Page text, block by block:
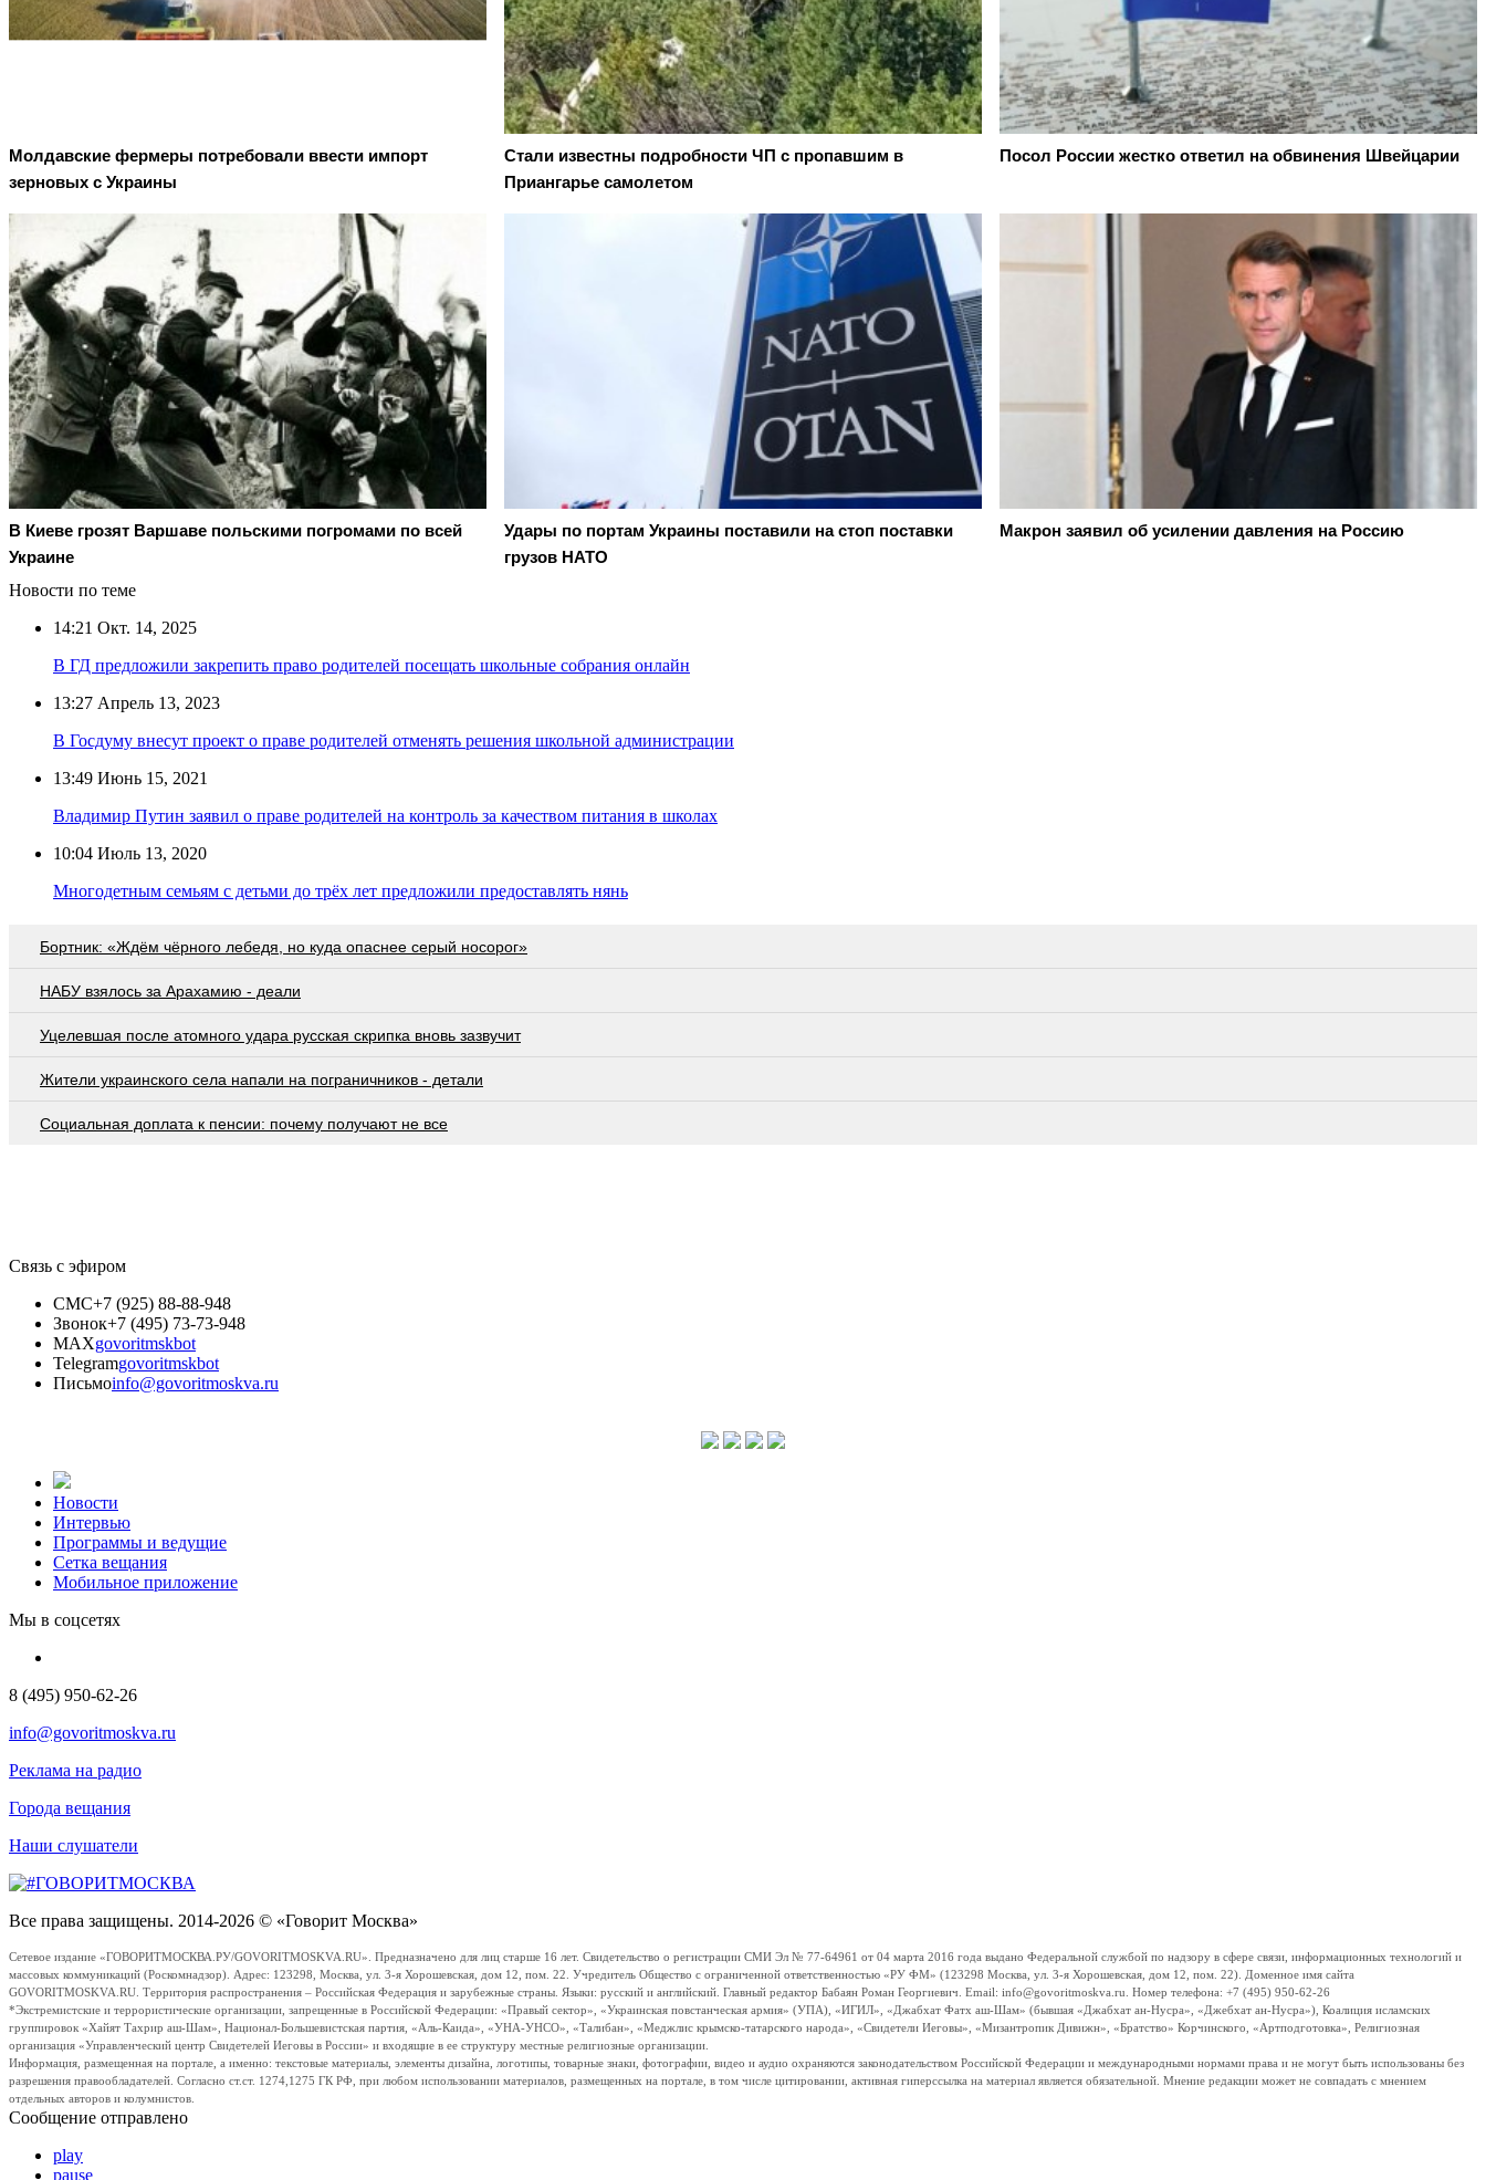
Молдавские фермеры потребовали ввести импорт
зерновых с Украины
Стали известны подробности ЧП с пропавшим в
Приангарье самолетом
Посол России жестко ответил на обвинения Швейцарии
В Киеве грозят Варшаве польскими погромами по всей
Украине
Удары по портам Украины поставили на стоп поставки
грузов НАТО
Макрон заявил об усилении давления на Россию
Новости по теме
14:21 Окт. 14, 2025
В ГД предложили закрепить право родителей посещать школьные собрания онлайн
13:27 Апрель 13, 2023
В Госдуму внесут проект о праве родителей отменять решения школьной администрации
13:49 Июнь 15, 2021
Владимир Путин заявил о праве родителей на контроль за качеством питания в школах
10:04 Июль 13, 2020
Многодетным семьям с детьми до трёх лет предложили предоставлять нянь
Бортник: «Ждём чёрного лебедя, но куда опаснее серый носорог»
НАБУ взялось за Арахамию - деали
Уцелевшая после атомного удара русская скрипка вновь зазвучит
Жители украинского села напали на пограничников - детали
Социальная доплата к пенсии: почему получают не все
Связь с эфиром
СМС+7 (925) 88-88-948
Звонок+7 (495) 73-73-948
MAXgovoritmskbot
Telegramgovoritmskbot
Письмоinfo@govoritmoskva.ru
Новости
Интервью
Программы и ведущие
Сетка вещания
Мобильное приложение
Мы в соцсетях
8 (495) 950-62-26
info@govoritmoskva.ru
Реклама на радио
Города вещания
Наши слушатели
Все права защищены. 2014-2026 © «Говорит Москва»
Сетевое издание «ГОВОРИТМОСКВА.РУ/GOVORITMOSKVA.RU». Предназначено для лиц старше 16 лет. Свидетельство о регистрации СМИ Эл № 77-64961 от 04 марта 2016 года выдано Федеральной службой по надзору в сфере связи, информационных технологий и
массовых коммуникаций (Роскомнадзор). Адрес: 123298, Москва, ул. 3-я Хорошевская, дом 12, пом. 22. Учредитель Общество с ограниченной ответственностью «РУ ФМ» (123298 Москва, ул. 3-я Хорошевская, дом 12, пом. 22). Доменное имя сайта
GOVORITMOSKVA.RU. Территория распространения – Российская Федерация и зарубежные страны. Языки: русский и английский. Главный редактор Бабаян Роман Георгиевич. Email: info@govoritmoskva.ru. Номер телефона: +7 (495) 950-62-26
*Экстремистские и террористические организации, запрещенные в Российской Федерации: «Правый сектор», «Украинская повстанческая армия» (УПА), «ИГИЛ», «Джабхат Фатх аш-Шам» (бывшая «Джабхат ан-Нусра», «Джебхат ан-Нусра»), Коалиция исламских
группировок «Хайят Тахрир аш-Шам», Национал-Большевистская партия, «Аль-Каида», «УНА-УНСО», «Талибан», «Меджлис крымско-татарского народа», «Свидетели Иеговы», «Мизантропик Дивижн», «Братство» Корчинского, «Артподготовка», Религиозная
организация «Управленческий центр Свидетелей Иеговы в России» и входящие в ее структуру местные религиозные организации.
Информация, размещенная на портале, а именно: текстовые материалы, элементы дизайна, логотипы, товарные знаки, фотографии, видео и аудио охраняются законодательством Российской Федерации и международными нормами права и не могут быть использованы без
разрешения правообладателей. Согласно ст.ст. 1274,1275 ГК РФ, при любом использовании материалов, размещенных на портале, в том числе цитировании, активная гиперссылка на материал является обязательной. Мнение редакции может не совпадать с мнением
отдельных авторов и колумнистов.
Сообщение отправлено
play
pause